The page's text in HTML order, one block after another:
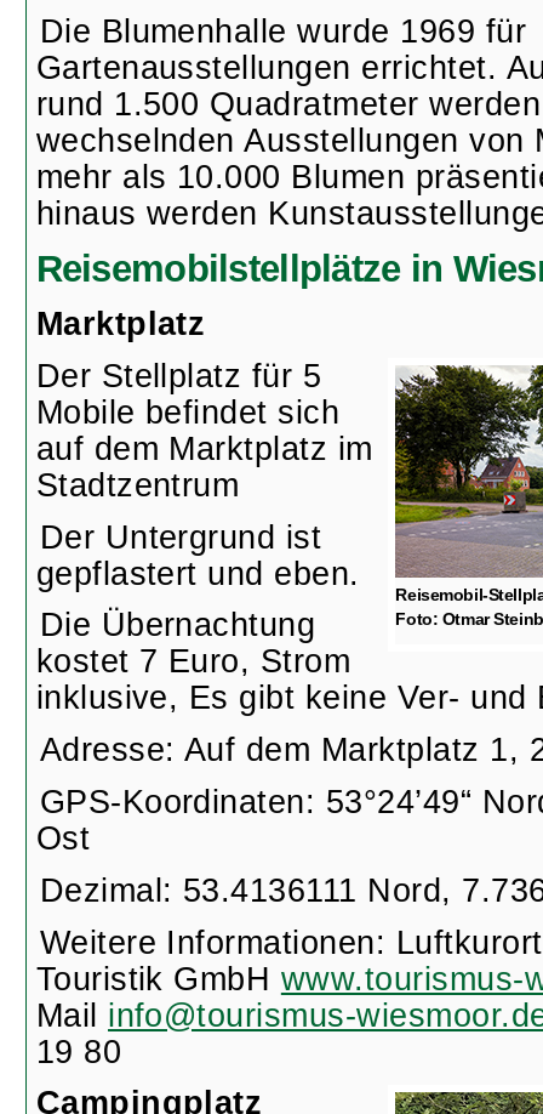
Die Blumenhalle wurde 1969 für
Gartenausstellungen errichtet.
rund 1.500 Quadratmeter
wechselnden Ausstellungen von
mehr als 10.000 Blumen
hinaus werden
Reisemobilstellplätze in
Marktplatz
Reisemobil-
Foto: Otmar
Der Stellplatz für 5
Mobile befindet sich
auf dem Marktplatz im
Stadtzentrum
Der Untergrund ist
gepflastert und eben.
Die Übernachtung
kostet 7 Euro, Strom
inklusive, Es gibt keine Ver- und
Adresse: Auf dem Marktplatz 1,
GPS-Koordinaten: 53°24’49“
Ost
Dezimal: 53.4136111 Nord,
Weitere Informationen:
Touristik GmbH www.tourismus-
Mail info@tourismus-
19 80
Campingplatz